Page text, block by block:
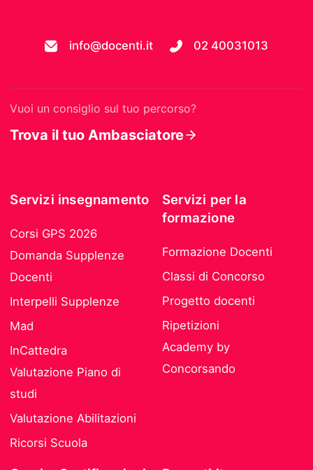
info@docenti.it 02 40031013
Vuoi un consiglio sul tuo percorso?
Trova il tuo Ambasciatore
Servizi insegnamento
Corsi GPS 2026
Domanda Supplenze
Docenti
Interpelli Supplenze
Mad
InCattedra
Valutazione Piano di
studi
Valutazione Abilitazioni
Ricorsi Scuola
Servizi per la
formazione
Formazione Docenti
Classi di Concorso
Progetto docenti
Ripetizioni
Academy by
Concorsando